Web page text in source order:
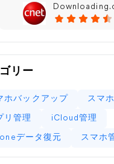
リー
ホバックアップ スマ
リ管理 iCloud管理
データ復元 スマホ